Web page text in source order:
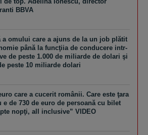
BBVA
a omului care a ajuns de la un job plătit
până la funcţiia de conducere intr-
de peste 1.000 de miliarde de dolari şi
peste 10 miliarde dolari
care a cucerit românii. Care este ţara
e de 730 de euro de persoană cu bilet
nopţi, all inclusive” VIDEO